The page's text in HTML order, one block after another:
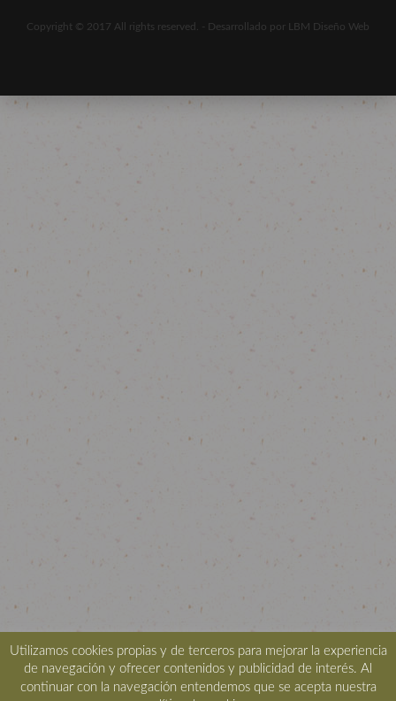
Copyright © 2017 All rights reserved. - Desarrollado por LBM Diseño Web
Utilizamos cookies propias y de terceros para mejorar la experiencia
de navegación y ofrecer contenidos y publicidad de interés. Al
continuar con la navegación entendemos que se acepta nuestra